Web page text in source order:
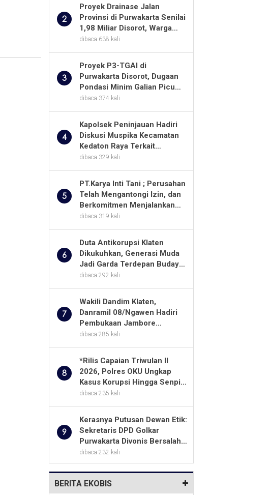
2
Proyek Drainase Jalan
Provinsi di Purwakarta Senilai
1,98 Miliar Disorot, Warga
Minta Kualitas Pekerjaan
dibaca 638 kali
3
Proyek P3-TGAI di
Purwakarta Disorot, Dugaan
Pondasi Minim Galian Picu
Pertanyaan Besar soal
dibaca 374 kali
4
Kapolsek Peninjauan Hadiri
Diskusi Muspika Kecamatan
Kedaton Raya Terkait
Sengketa Lahan Kelompok
dibaca 329 kali
5
PT.Karya Inti Tani ; Perusahan
Telah Mengantongi Izin, dan
Berkomitmen Menjalankan
Aturan Yang Berlaku
dibaca 319 kali
6
Duta Antikorupsi Klaten
Dikukuhkan, Generasi Muda
Jadi Garda Terdepan Budaya
Integritas
dibaca 292 kali
7
Wakili Dandim Klaten,
Danramil 08/Ngawen Hadiri
Pembukaan Jambore
Pramuka MTs Se-Jawa
dibaca 285 kali
8
*Rilis Capaian Triwulan II
2026, Polres OKU Ungkap
Kasus Korupsi Hingga Senpi
Ilegal*
dibaca 235 kali
9
Kerasnya Putusan Dewan Etik:
Sekretaris DPD Golkar
Purwakarta Divonis Bersalah,
Diusir Dari Jabatan Selama
Empat Tahun
dibaca 232 kali
BERITA EKOBIS